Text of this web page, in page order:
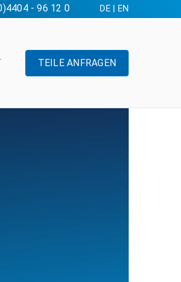
- 96 12 0 DE| EN
TEILE ANFRAGEN